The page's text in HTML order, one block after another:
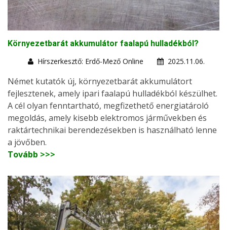
Környezetbarát akkumulátor faalapú hulladékból?
Hírszerkesztő: Erdő-Mező Online
2025.11.06.
Német kutatók új, környezetbarát akkumulátort
fejlesztenek, amely ipari faalapú hulladékból készülhet.
A cél olyan fenntartható, megfizethető energiatároló
megoldás, amely kisebb elektromos járművekben és
raktártechnikai berendezésekben is használható lenne
a jövőben.
Tovább >>>